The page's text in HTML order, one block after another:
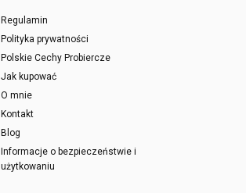
Regulamin
Polityka prywatności
Polskie Cechy Probiercze
Jak kupować
O mnie
Kontakt
Blog
Informacje o bezpieczeństwie i
użytkowaniu